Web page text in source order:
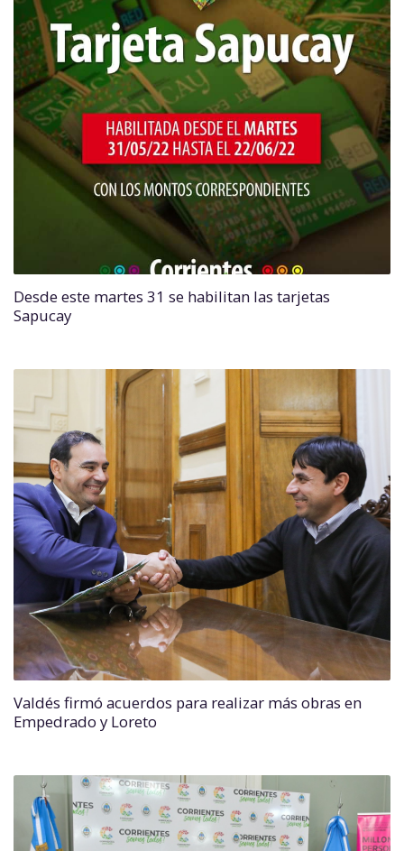
Desde este martes 31 se habilitan las tarjetas
Sapucay
Valdés firmó acuerdos para realizar más obras en
Empedrado y Loreto